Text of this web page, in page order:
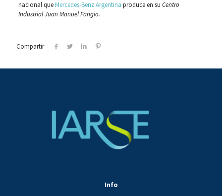
nacional queMercedes-Benz Argentina produce en su Centro
Industrial Juan Manuel Fangio.
Compartir
Info